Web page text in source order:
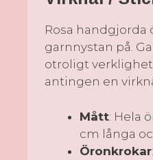
Rosa
garnnystan på.
otroligt
antingen en
Mått: Hela
cm långa
Öronkrokar